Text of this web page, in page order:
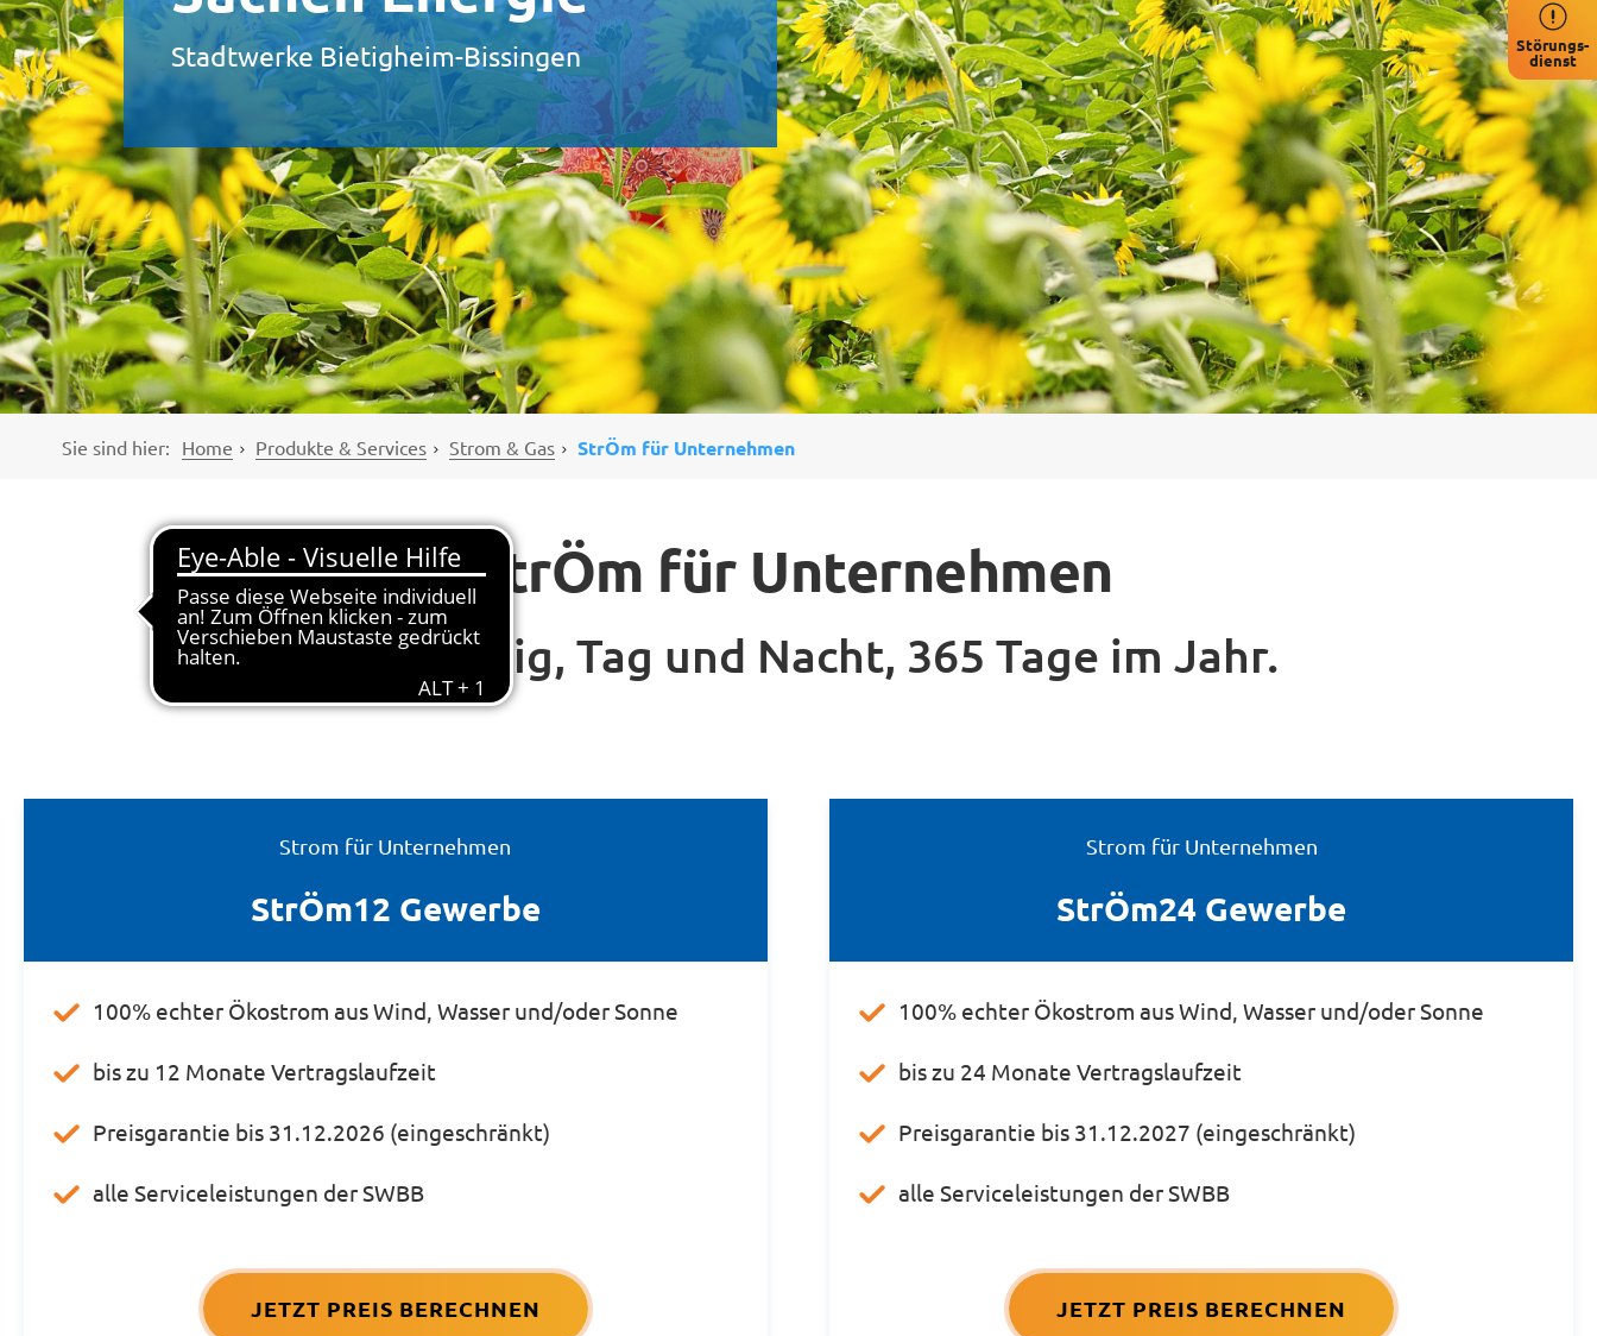
Störungs-
dienst
Stadtwerke Bietigheim-Bissingen
Sie sind hier: Home Produkte & Services Strom & Gas StrÖm für Unternehmen
StrÖm für Unternehmen
Zuverlässig, Tag und Nacht, 365 Tage im Jahr.
Strom für Unternehmen
StrÖm12 Gewerbe
100% echter Ökostrom aus Wind, Wasser und/oder Sonne
bis zu 12 Monate Vertragslaufzeit
Preisgarantie bis 31.12.2026 (eingeschränkt)
alle Serviceleistungen der SWBB
JETZT PREIS BERECHNEN
Strom für Unternehmen
StrÖm24 Gewerbe
100% echter Ökostrom aus Wind, Wasser und/oder Sonne
bis zu 24 Monate Vertragslaufzeit
Preisgarantie bis 31.12.2027 (eingeschränkt)
alle Serviceleistungen der SWBB
JETZT PREIS BERECHNEN